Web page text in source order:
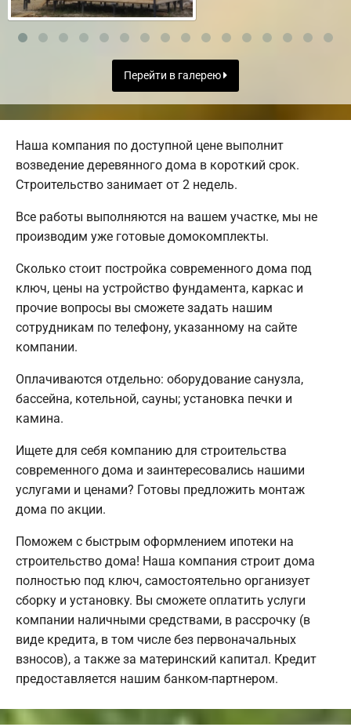
Перейти в галерею
Наша компания по доступной цене выполнит
возведение деревянного дома в короткий срок.
Строительство занимает от 2 недель.
Все работы выполняются на вашем участке, мы не
производим уже готовые домокомплекты.
Сколько стоит постройка современного дома под
ключ, цены на устройство фундамента, каркас и
прочие вопросы вы сможете задать нашим
сотрудникам по телефону, указанному на сайте
компании.
Оплачиваются отдельно: оборудование санузла,
бассейна, котельной, сауны; установка печки и
камина.
Ищете для себя компанию для строительства
современного дома и заинтересовались нашими
услугами и ценами? Готовы предложить монтаж
дома по акции.
Поможем с быстрым оформлением ипотеки на
строительство дома! Наша компания строит дома
полностью под ключ, самостоятельно организует
сборку и установку. Вы сможете оплатить услуги
компании наличными средствами, в рассрочку (в
виде кредита, в том числе без первоначальных
взносов), а также за материнский капитал. Кредит
предоставляется нашим банком-партнером.